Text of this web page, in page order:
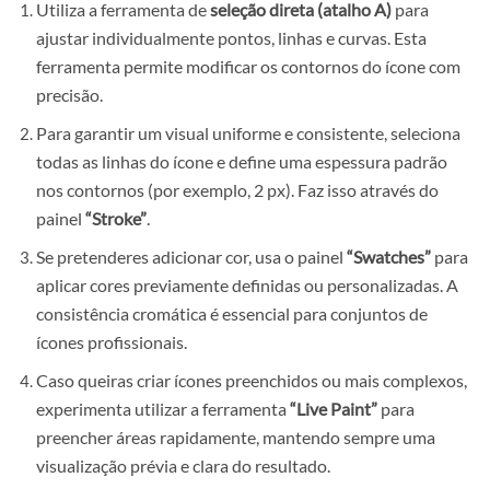
O Firefly irá apresentar diversas opções visuais.
o ícone que mais se aproxima da tua visão inicial e
“Importar”.
Refinar o Ícone Vetorial
Depois de importado, o ícone pode necessitar de ajustes
para corresponder exatamente ao que idealizaste.
Utiliza a ferramenta deseleção direta (atalho A)para
ajustar individualmente pontos, linhas e curvas. Esta
ferramenta permite modificar os contornos do ícone
precisão.
Para garantir um visual uniforme e consistente,
todas as linhas do ícone e define uma espessura
nos contornos (por exemplo, 2 px). Faz isso através do